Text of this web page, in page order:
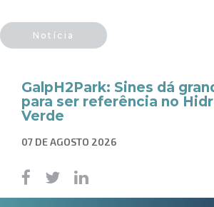
Notícia
GalpH2Park: Sines dá
para ser referência no
Verde
07 DE AGOSTO 2026